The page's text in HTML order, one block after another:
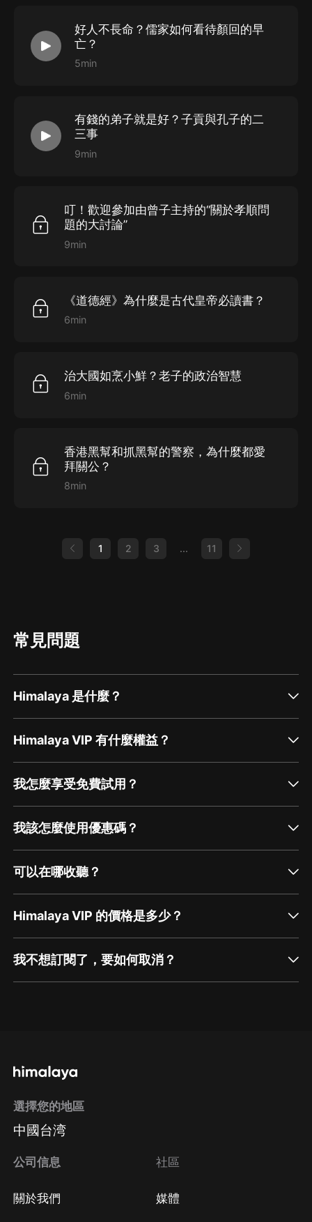
好人不長命？儒家如何看待顏回的早
亡？
5min
有錢的弟子就是好？子貢與孔子的二
三事
9min
叮！歡迎參加由曾子主持的“關於孝順問
題的大討論”
9min
《道德經》為什麼是古代皇帝必讀書？
6min
治大國如烹小鮮？老子的政治智慧
6min
香港黑幫和抓黑幫的警察，為什麼都愛
拜關公？
8min
1 2 3 ... 11
常見問題
Himalaya 是什麼？
Himalaya VIP 有什麼權益？
我怎麼享受免費試用？
我該怎麼使用優惠碼？
可以在哪收聽？
Himalaya VIP 的價格是多少？
我不想訂閱了，要如何取消？
方法 Google Play取消訂閱方法
選擇您的地區
中國台湾
公司信息
關於我們
社區
媒體